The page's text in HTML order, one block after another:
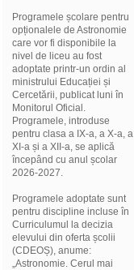
Programele școlare pentru
opționalele de Astronomie
care vor fi disponibile la
nivel de liceu au fost
adoptate printr-un ordin al
ministrului Educației și
Cercetării, publicat luni în
Monitorul Oficial.
Programele, introduse
pentru clasa a IX-a, a X-a, a
XI-a și a XII-a, se aplică
începând cu anul școlar
2026-2027.
Programele adoptate sunt
pentru discipline incluse în
Curriculumul la decizia
elevului din oferta școlii
(CDEOȘ), anume:
„Astronomie. Cerul mai